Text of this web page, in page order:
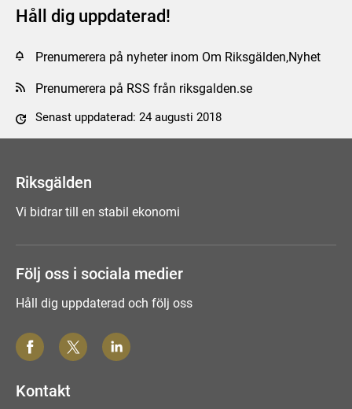
Håll dig uppdaterad!
Prenumerera på nyheter inom Om Riksgälden,Nyhet
Prenumerera på RSS från riksgalden.se
Senast uppdaterad: 24 augusti 2018
Riksgälden
Vi bidrar till en stabil ekonomi
Följ oss i sociala medier
Håll dig uppdaterad och följ oss
Kontakt